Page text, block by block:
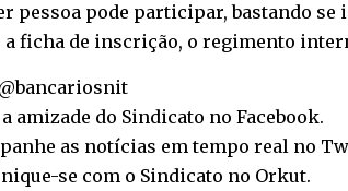
pessoa pode participar, bastando se
a ficha de inscrição, o regimento
amizade do Sindicato no Facebook.
as notícias em tempo real no
se com o Sindicato no Orkut.